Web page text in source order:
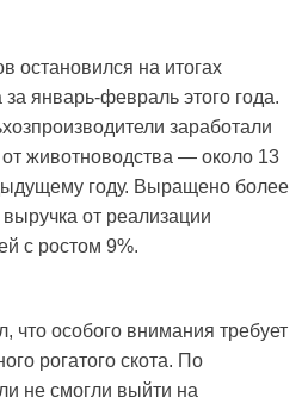
остановился на итогах
январь-февраль этого года.
заработали
животноводства — около 13
году. Выращено более
от реализации
с ростом 9%.
что особого внимания требует
рогатого скота. По
не смогли выйти на